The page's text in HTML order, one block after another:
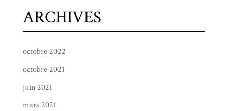
ARCHIVES
octobre 2022
octobre 2021
juin 2021
mars 2021